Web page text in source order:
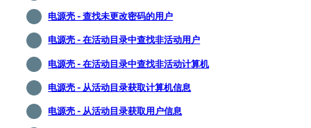
电源壳 - 查找未更改密码的用户
电源壳 - 在活动目录中查找非活动用户
电源壳 - 在活动目录中查找非活动计算机
电源壳 - 从活动目录获取计算机信息
电源壳 - 从活动目录获取用户信息